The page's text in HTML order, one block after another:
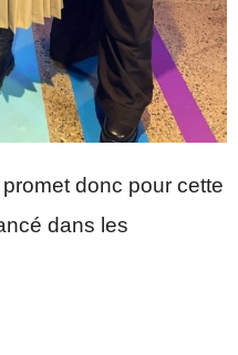
donc pour cette
dans les